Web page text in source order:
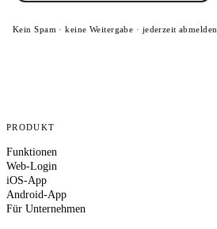
Kein Spam · keine Weitergabe · jederzeit abmelden.
PRODUKT
Funktionen
Web-Login
iOS-App
Android-App
Für Unternehmen